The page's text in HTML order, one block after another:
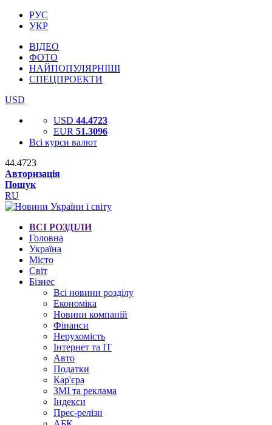
РУС
УКР
ВІДЕО
ФОТО
НАЙПОПУЛЯРНІШІ
СПЕЦПРОЕКТИ
USD
USD 44.4723
EUR 51.3096
Всі курси валют
44.4723
Авторизація
Пошук
RU
ВСІ РОЗДІЛИ
Головна
Україна
Місто
Світ
Бізнес
Всі новини розділу
Економіка
Новини компаній
Фінанси
Нерухомість
Інтернет та IT
Авто
Податки
Кар'єра
ЗМІ та реклама
Індекси
Прес-релізи